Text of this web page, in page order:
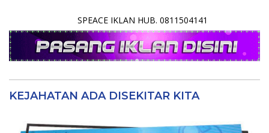
SPEACE IKLAN HUB. 0811504141
KEJAHATAN ADA DISEKITAR KITA